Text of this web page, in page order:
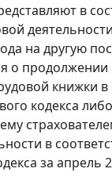
в
на другую
о продолжении
книжки в
кодекса
в
за апрель